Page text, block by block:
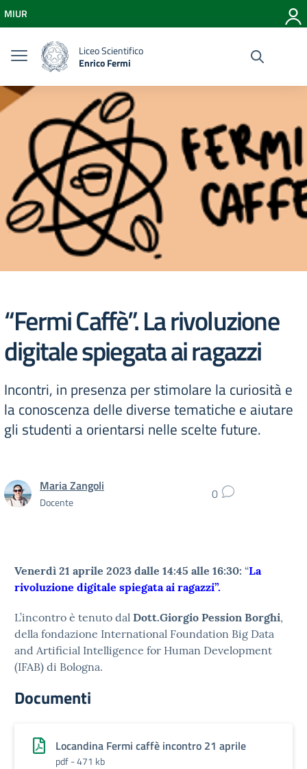
Vai al menu di navigazione
Vai al footer
MIUR
Liceo Scientifico
Enrico Fermi
“Fermi Caffè”. La rivoluzione
digitale spiegata ai ragazzi
Incontri, in presenza per stimolare la curiosità e
la conoscenza delle diverse tematiche e aiutare
gli studenti a orientarsi nelle scelte future.
Maria Zangoli
Docente 0
Venerdì 21 aprile 2023 dalle 14:45 alle 16:30: “La
rivoluzione digitale spiegata ai ragazzi”.
L’incontro è tenuto dal Dott.Giorgio Pession Borghi,
della fondazione International Foundation Big Data
and Artificial Intelligence for Human Development
(IFAB) di Bologna.
Documenti
Locandina Fermi caffè incontro 21 aprile
pdf - 471 kb